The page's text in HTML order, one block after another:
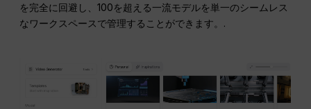
を完全に回避し、100を超える一流モデルを単一のシームレス
なワークスペースで管理することができます。.